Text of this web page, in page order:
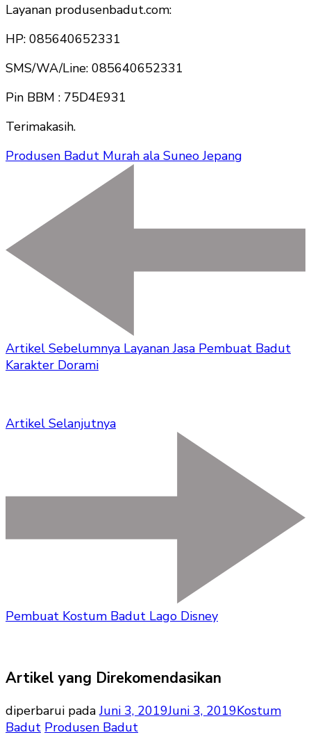
Layanan produsenbadut.com:
HP: 085640652331
SMS/WA/Line: 085640652331
Pin BBM : 75D4E931
Terimakasih.
Produsen Badut Murah ala Suneo Jepang
Artikel Sebelumnya Layanan Jasa Pembuat Badut
Karakter Dorami
Artikel Selanjutnya
Pembuat Kostum Badut Lago Disney
Artikel yang Direkomendasikan
diperbarui padaJuni 3, 2019Juni 3, 2019Kostum
Badut Produsen Badut